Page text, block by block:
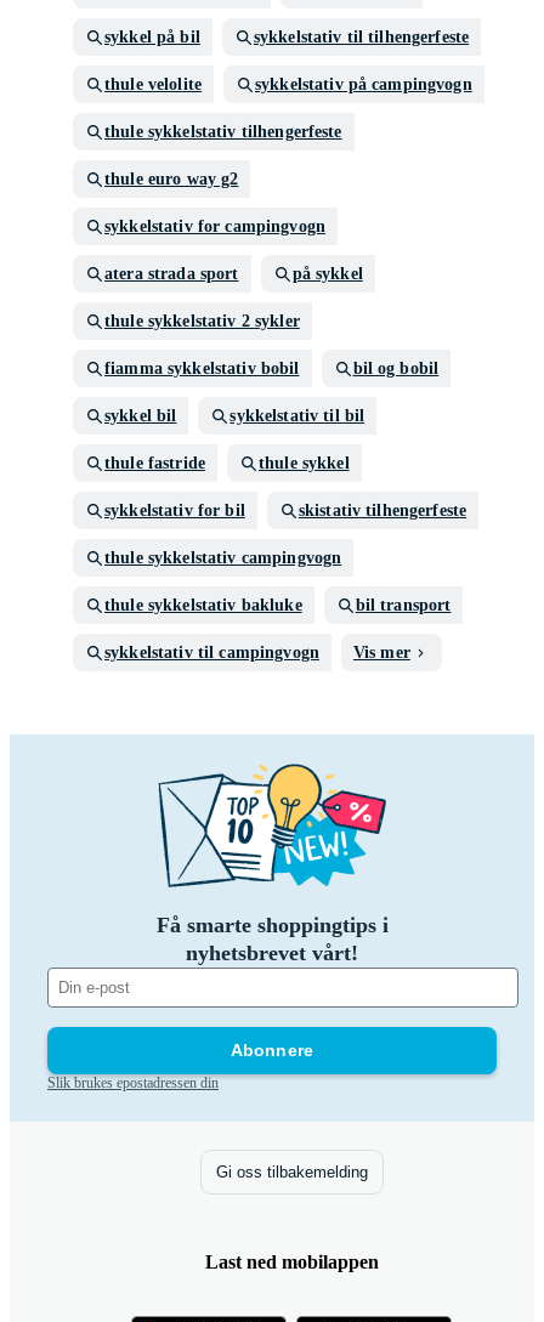
sykkel på bil sykkelstativ til tilhengerfeste
thule velolite sykkelstativ på campingvogn
thule sykkelstativ tilhengerfeste
thule euro way g2
sykkelstativ for campingvogn
atera strada sport på sykkel
thule sykkelstativ 2 sykler
fiamma sykkelstativ bobil bil og bobil
sykkel bil sykkelstativ til bil
thule fastride thule sykkel
sykkelstativ for bil skistativ tilhengerfeste
thule sykkelstativ campingvogn
thule sykkelstativ bakluke bil transport
sykkelstativ til campingvogn Vis mer
Få smarte shoppingtips i
nyhetsbrevet vårt!
Abonnere
Slik brukes epostadressen din
Gi oss tilbakemelding
Last ned mobilappen